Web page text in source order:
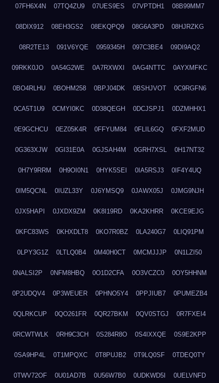
07FH6X4N 07TQ4ZU9 07UES9ES 07VPTDH1 08B99MM7
08DIX912 08EH3GS2 08EKQPQ9 08G6A3PD 08HJRZKG
08R2TE13 091V6YQE 0959345H 097C3BE4 09DI9AQ2
09RKK0JO 0A54G2WE 0A7RXWXI 0AG4NTTC 0AYXMFKC
0BO4RLHU 0BOHM258 0BPJ04DK 0BSHJVOT 0C9RGFN6
0CA5T1U9 0CMYI0KC 0D38QEGH 0DCJSPJ1 0DZMHHX1
0E9GCHCU 0EZ05K4R 0FFYUM84 0FLIL6GQ 0FXF2MUD
0G363XJW 0GI31E0A 0GJSAH4M 0GRH7XSL 0H17NT32
0H7Y9RRM 0H9OI0N1 0HYK5SEI 0IA5RSJ3 0IF4Y4UQ
0IM5QCNL 0IUZL33Y 0J6YMSQ9 0JAWX05J 0JMG9NJH
0JX5HAPI 0JXDX9ZM 0K8I19RD 0KA2KHRR 0KCE9EJG
0KFC83WS 0KHXDLT8 0KO7R0BZ 0LA240G7 0LIQ91PM
0LPY3G1Z 0LTLQ0B4 0M40H0CT 0MCMJJJP 0N1LZI50
0NALSI2P 0NFM8HBQ 0O1D2CFA 0O3VCZC0 0OY5HHNM
0P2UDQV4 0P3WEUER 0PHNO5Y4 0PPJIUB7 0PUMEZB4
0QLRKCUP 0QO261FR 0QR27BKM 0QV0STGJ 0R7FXEI4
0RCWTWLK 0RH9C3CH 0S284R8O 0S4IXXQE 0S9E2KPP
0SA9HP4L 0T1MPQXC 0T8PUJB2 0T9LQ0SF 0TDEQ0TY
0TWV72OF 0U01AD7B 0U56W7B0 0UDKWD5I 0UELVNFD